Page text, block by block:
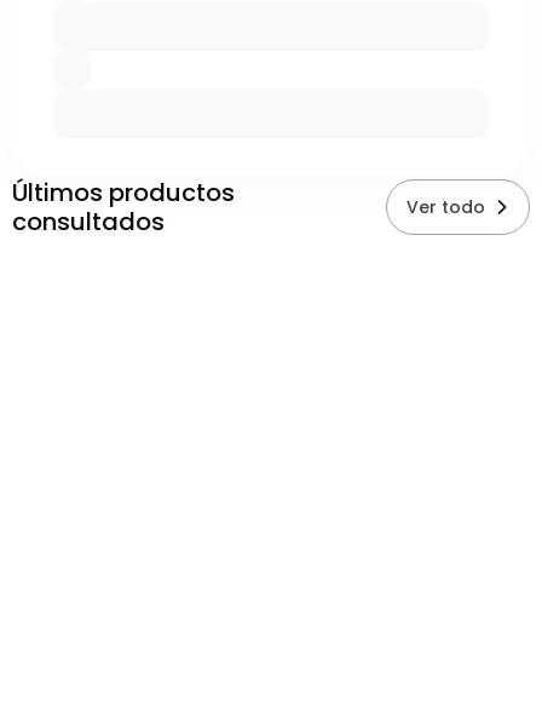
Últimos productos
consultados
Ver todo